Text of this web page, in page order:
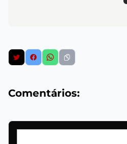
Comentários: